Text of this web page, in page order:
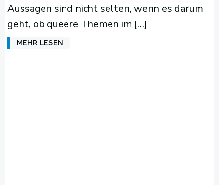
Aussagen sind nicht selten, wenn es darum
geht, ob queere Themen im […]
MEHR LESEN